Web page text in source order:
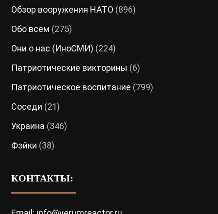
Обзор вооружения НАТО (896)
Обо всём (275)
Они о нас (ИноСМИ) (224)
Патриотические викторины (6)
Патриотическое воспитание (799)
Соседи (21)
Украина (346)
Фэйки (38)
КОНТАКТЫ: